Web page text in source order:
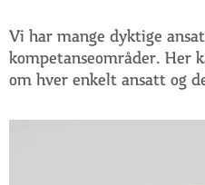
Vi har mange dyktige
kompetanseområder. Her
om hver enkelt ansatt og